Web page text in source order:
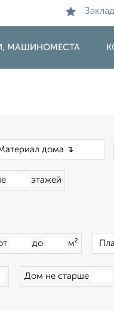
МАШИНОМЕСТА
этажей
до м²
Дом не старше